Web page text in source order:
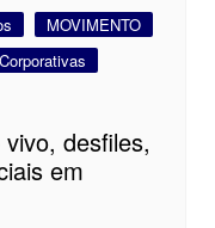
MOVIMENTO
desfiles,
em